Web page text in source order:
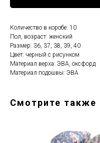
Количество в коробе: 10
Пол, возраст: женский
Размер: 36, 37, 38, 39, 40
Цвет: черный с рисунком
Материал верха: ЭВА, оксфорд
Материал подошвы: ЭВА
Смотрите также